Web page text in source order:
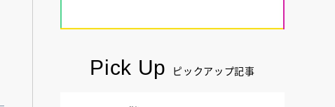
Pick Up ピックアップ記事